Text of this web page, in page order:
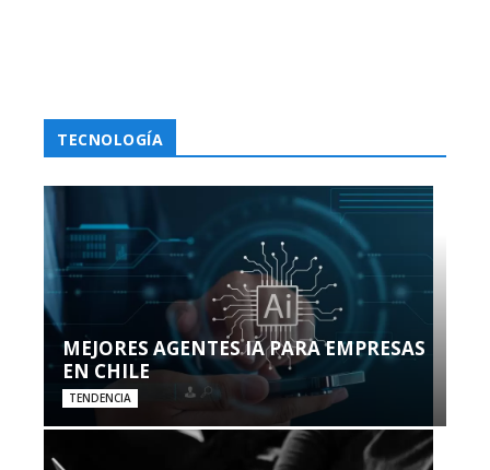
TECNOLOGÍA
MEJORES AGENTES IA PARA EMPRESAS
EN CHILE
TENDENCIA